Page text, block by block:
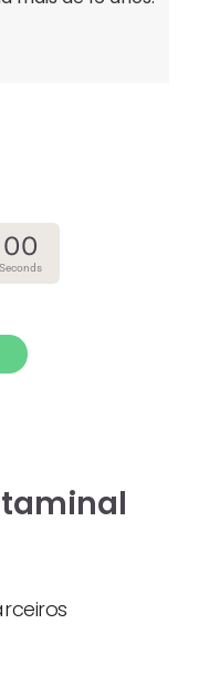
00
Seconds